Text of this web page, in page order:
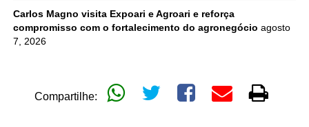
Carlos Magno visita Expoari e Agroari e reforça
compromisso com o fortalecimento do agronegócio agosto
7, 2026
Compartilhe: